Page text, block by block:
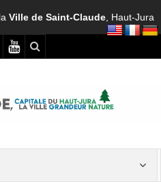
Ville de Saint-Claude , Haut-Jura